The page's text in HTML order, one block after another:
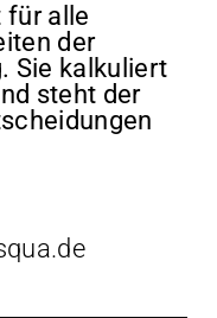
für alle
der
Sie kalkuliert
steht der